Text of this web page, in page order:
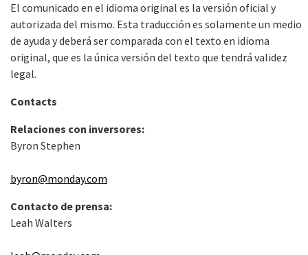
El comunicado en el idioma original es la versión oficial y
autorizada del mismo. Esta traducción es solamente un medio
de ayuda y deberá ser comparada con el texto en idioma
original, que es la única versión del texto que tendrá validez
legal.
Contacts
Relaciones con inversores:
Byron Stephen
byron@monday.com
Contacto de prensa:
Leah Walters